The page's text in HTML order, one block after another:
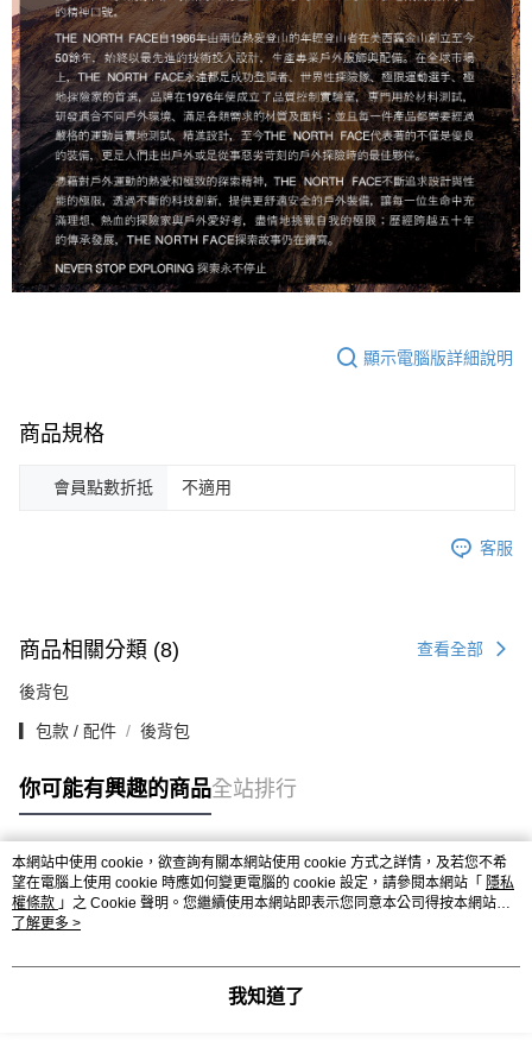
顯示電腦版詳細說明
商品規格
會員點數折抵 不適用
客服
商品相關分類 (8) 查看全部
後背包
▎包款 / 配件 後背包
你可能有興趣的商品全站排行
熱門標籤
本網站中使用 cookie，欲查詢有關本網站使用 cookie 方式之詳情，及若您不希
望在電腦上使用 cookie 時應如何變更電腦的 cookie 設定，請參閱本網站「 隱私
權條款 」之 Cookie 聲明。您繼續使用本網站即表示您同意本公司得按本網站使
用條款之 Cookie 聲明使用 cookie。
了解更多 >
我知道了